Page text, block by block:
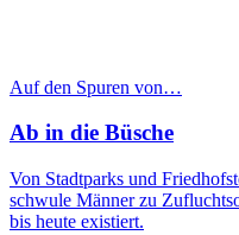
Auf den Spuren von…
Ab in die Büsche
Von Stadtparks und
schwule Männer zu
bis heute existiert.